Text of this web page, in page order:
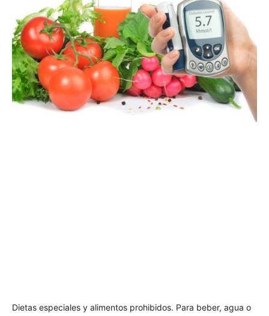
Dietas especiales y alimentos prohibidos. Para beber, agua o